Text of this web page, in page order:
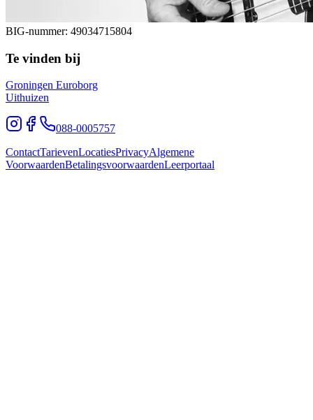
BIG-nummer: 49034715804
Te vinden bij
Groningen Euroborg
Uithuizen
088-0005757
ContactTarievenLocatiesPrivacyAlgemene
VoorwaardenBetalingsvoorwaardenLeerportaal